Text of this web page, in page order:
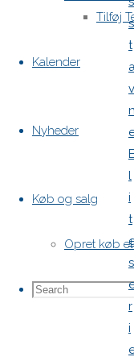
Tilføj
Kalender
Nyheder
Køb og salg
Opret køb
Search
Search
s
t
v
n
E
l
i
t
s
r
i